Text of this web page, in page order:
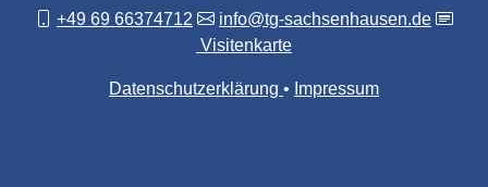
+49 69 66374712
info@tg-sachsenhausen.de
Visitenkarte
Datenschutzerklärung Impressum